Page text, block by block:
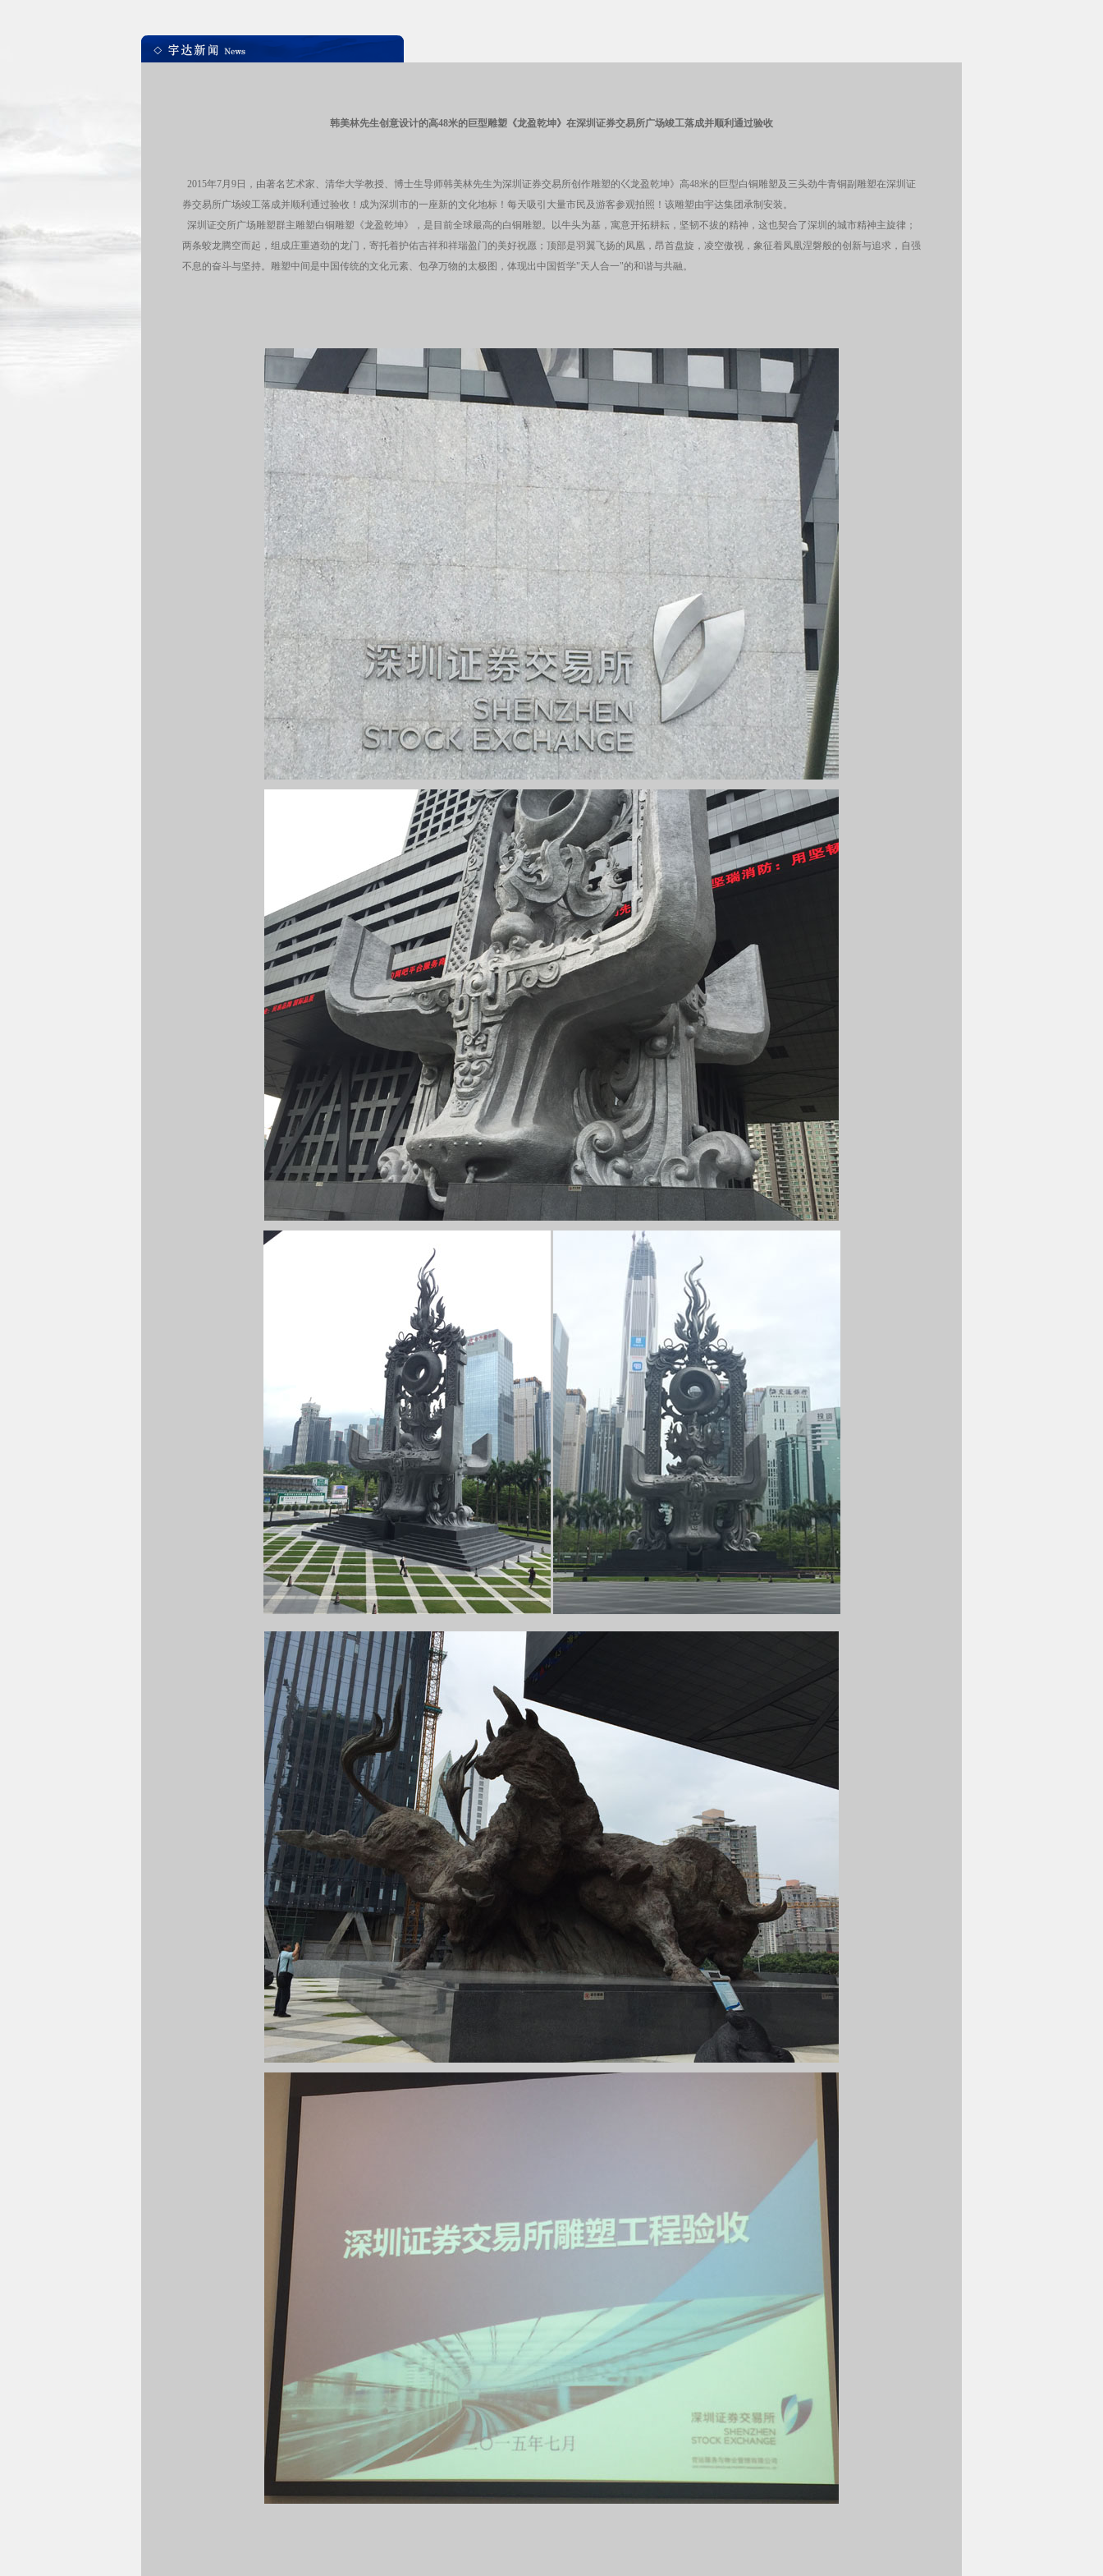
韩美林先生创意设计的高48米的巨型雕塑《龙盈乾坤》在深圳证券交易所广场竣工落成并顺利通过验收
2015年7月9日，由著名艺术家、清华大学教授、博士生导师韩美林先生为深圳证券交易所创作雕塑的巜龙盈乾坤》高48米的巨型白铜雕塑及三头劲牛青铜副雕塑在深圳证
券交易所广场竣工落成并顺利通过验收！成为深圳市的一座新的文化地标！每天吸引大量市民及游客参观拍照！该雕塑由宇达集团承制安装。
深圳证交所广场雕塑群主雕塑白铜雕塑《龙盈乾坤》，是目前全球最高的白铜雕塑。以牛头为基，寓意开拓耕耘，坚韧不拔的精神，这也契合了深圳的城市精神主旋律；
两条蛟龙腾空而起，组成庄重遒劲的龙门，寄托着护佑吉祥和祥瑞盈门的美好祝愿；顶部是羽翼飞扬的凤凰，昂首盘旋，凌空傲视，象征着凤凰涅磐般的创新与追求，自强
不息的奋斗与坚持。雕塑中间是中国传统的文化元素、包孕万物的太极图，体现出中国哲学"天人合一"的和谐与共融。